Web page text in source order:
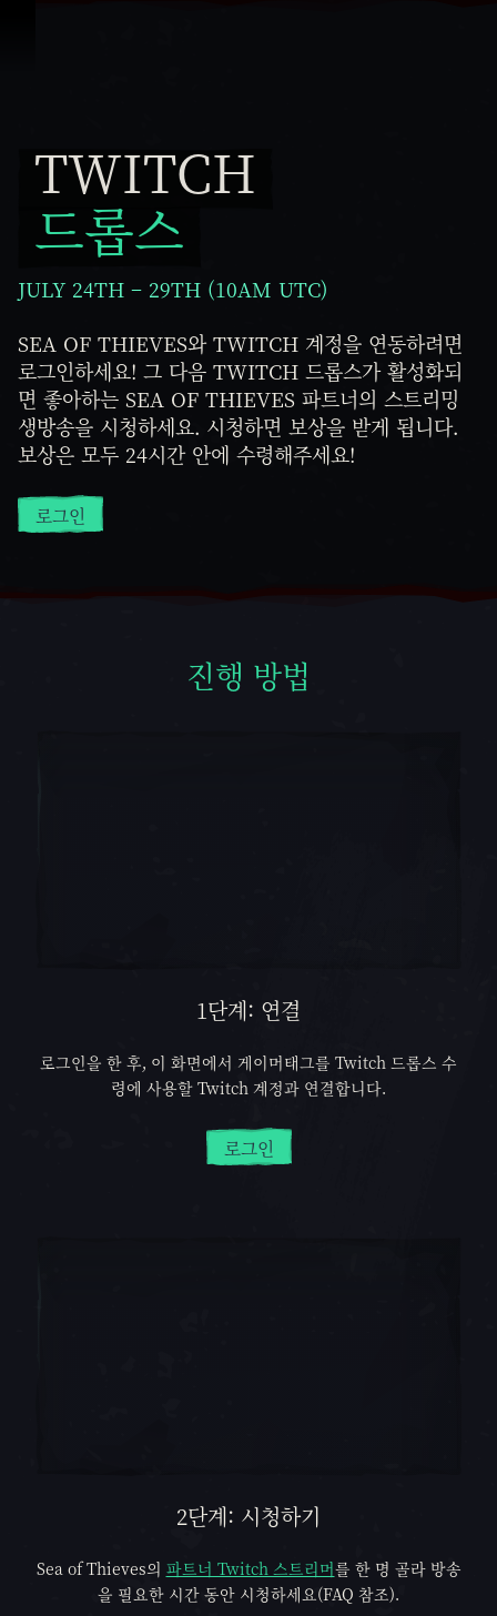
Twitch 드롭스
TWITCH
드롭스
JULY 24TH – 29TH (10AM UTC)
SEA OF THIEVES와 TWITCH 계정을 연동하려면
로그인하세요! 그 다음 TWITCH 드롭스가 활성화되
면 좋아하는 SEA OF THIEVES 파트너의 스트리밍
생방송을 시청하세요. 시청하면 보상을 받게 됩니다.
보상은 모두 24시간 안에 수령해주세요!
로그인
진행 방법
진행 방법
1단계: 연결
로그인을 한 후, 이 화면에서 게이머태그를 Twitch 드롭스 수
령에 사용할 Twitch 계정과 연결합니다.
로그인
2단계: 시청하기
Sea of Thieves의 파트너 Twitch 스트리머를 한 명 골라 방송
을 필요한 시간 동안 시청하세요(FAQ 참조).